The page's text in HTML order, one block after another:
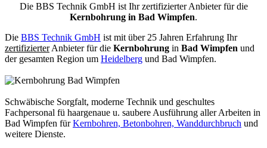
Die BBS Technik GmbH ist Ihr zertifizierter Anbieter für die
Kernbohrung in Bad Wimpfen.
Die BBS Technik GmbH ist mit über 25 Jahren Erfahrung Ihr
zertifizierterAnbieter für die Kernbohrung in Bad Wimpfen und
der gesamten Region um Heidelberg und Bad Wimpfen.
Schwäbische Sorgfalt, moderne Technik und geschultes
Fachpersonal fü haargenaue u. saubere Ausführung aller Arbeiten in
Bad Wimpfen fürKernbohren, Betonbohren, Wanddurchbruch und
weitere Dienste.